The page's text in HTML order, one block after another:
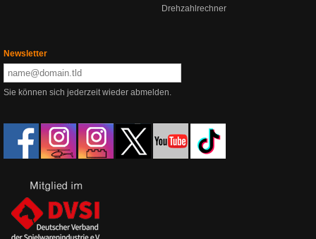
Drehzahlrechner
Newsletter
Sie können sich jederzeit wieder abmelden.